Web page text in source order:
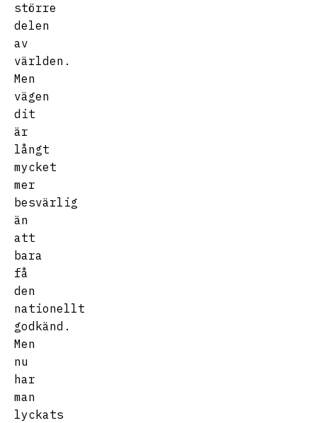
större
delen
av
världen.
Men
vägen
dit
är
långt
mycket
mer
besvärlig
än
att
bara
få
den
nationellt
godkänd.
Men
nu
har
man
lyckats